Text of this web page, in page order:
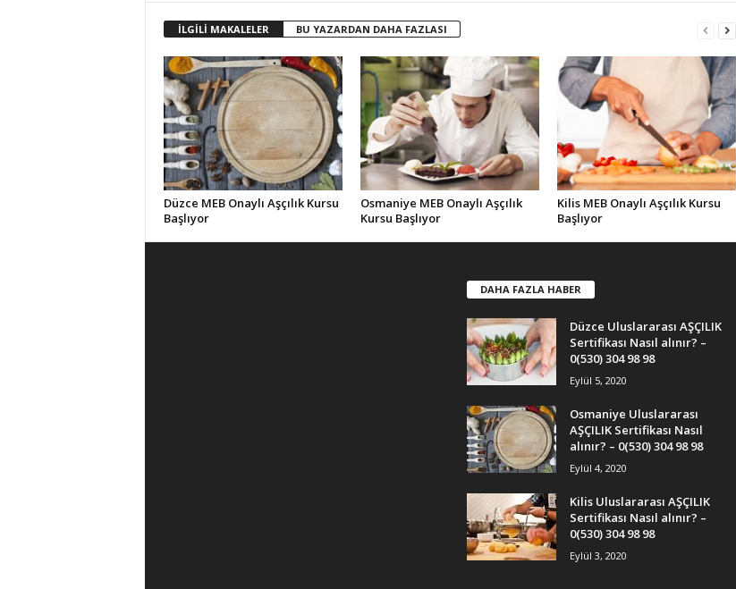
İLGİLİ MAKALELER BU YAZARDAN DAHA FAZLASI
Düzce MEB Onaylı Aşçılık Kursu
Başlıyor
Osmaniye MEB Onaylı Aşçılık
Kursu Başlıyor
Kilis MEB Onaylı Aşçılık Kursu
Başlıyor
DAHA FAZLA HABER
Düzce Uluslararası AŞÇILIK
Sertifikası Nasıl alınır? –
0(530) 304 98 98
Eylül 5, 2020
Osmaniye Uluslararası
AŞÇILIK Sertifikası Nasıl
alınır? – 0(530) 304 98 98
Eylül 4, 2020
Kilis Uluslararası AŞÇILIK
Sertifikası Nasıl alınır? –
0(530) 304 98 98
Eylül 3, 2020